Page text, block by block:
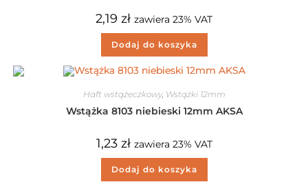
2,19 zł zawiera 23% VAT
Dodaj do koszyka
Haft wstążeczkowy, Wstążki 12mm
Wstążka 8103 niebieski 12mm AKSA
1,23 zł zawiera 23% VAT
Dodaj do koszyka